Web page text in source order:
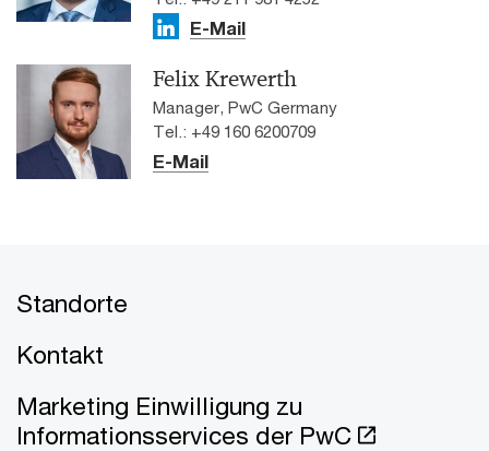
E-Mail
Felix Krewerth
Manager, PwC Germany
Tel.: +49 160 6200709
E-Mail
Standorte
Kontakt
Marketing Einwilligung zu
Informationsservices der PwC